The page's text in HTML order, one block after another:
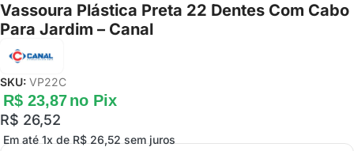
Vassoura Plástica Preta 22 Dentes Com Cabo
Para Jardim – Canal
SKU: VP22C
R$ 26,52
Em até 1x de R$26,52 sem juros
R$23,87 no Pix